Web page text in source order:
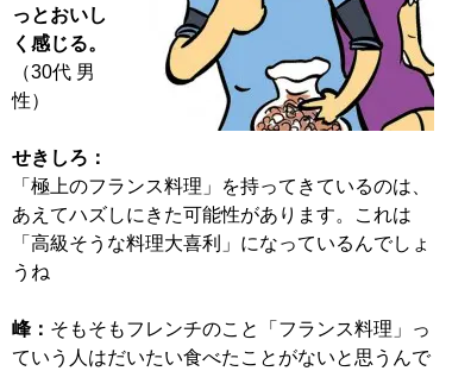
っとおいし
く感じる。
（30代 男
性）
せきしろ：
「極上のフランス料理」を持ってきているのは、
あえてハズしにきた可能性があります。これは
「高級そうな料理大喜利」になっているんでしょ
うね
峰： そもそもフレンチのこと「フランス料理」っ
ていう人はだいたい食べたことがないと思うんで